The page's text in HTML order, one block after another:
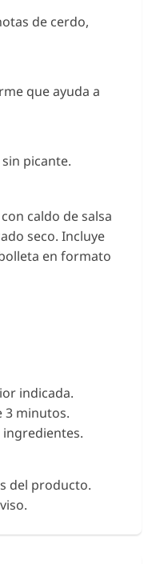
de cerdo,
que ayuda a
picante.
caldo de salsa
seco. Incluye
en formato
indicada.
3 minutos.
ingredientes.
del producto.